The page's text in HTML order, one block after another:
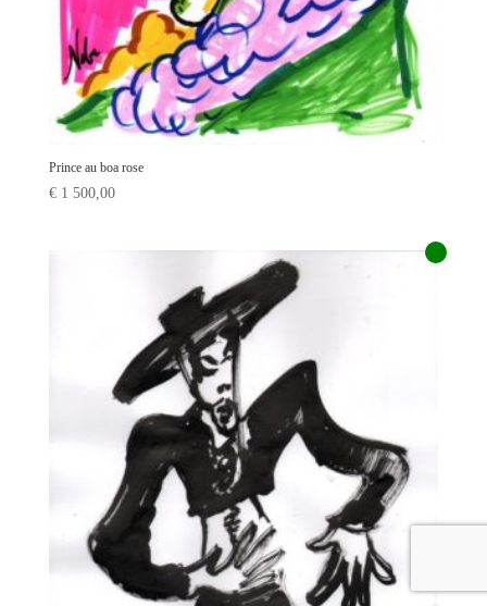
Prince au boa rose
€1 500,00